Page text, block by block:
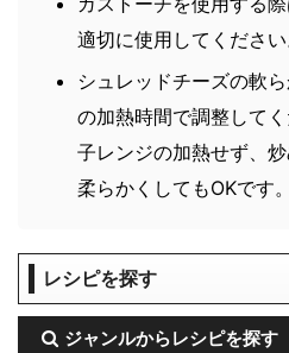
適切に使用してください
シュレッドチーズの軟
の加熱時間で調整して
子レンジの加熱せず、
柔らかくしてもOKです。
レシピを探す
ジャンルからレシピを探す